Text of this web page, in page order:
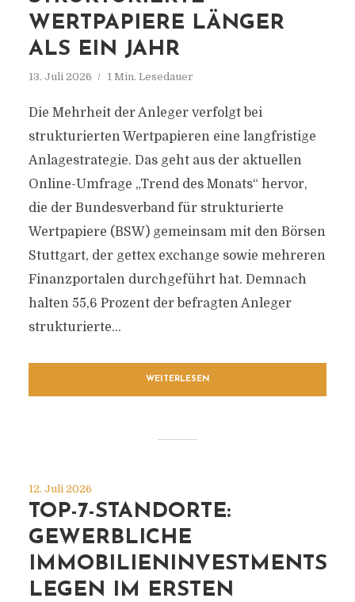
WERTPAPIERE LÄNGER
ALS EIN JAHR
13. Juli 2026 1 Min. Lesedauer
Die Mehrheit der Anleger verfolgt bei
strukturierten Wertpapieren eine langfristige
Anlagestrategie. Das geht aus der aktuellen
Online-Umfrage „Trend des Monats“ hervor,
die der Bundesverband für strukturierte
Wertpapiere (BSW) gemeinsam mit den Börsen
Stuttgart, der gettex exchange sowie mehreren
Finanzportalen durchgeführt hat. Demnach
halten 55,6 Prozent der befragten Anleger
strukturierte...
WEITERLESEN
12. Juli 2026
TOP-7-STANDORTE:
GEWERBLICHE
IMMOBILIENINVESTMENTS
LEGEN IM ERSTEN